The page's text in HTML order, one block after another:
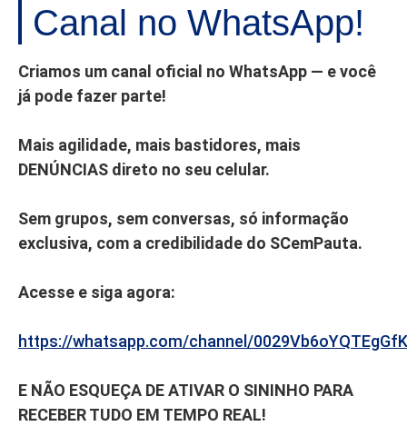
Canal no WhatsApp!
Criamos um canal oficial no WhatsApp — e você
já pode fazer parte!
Mais agilidade, mais bastidores, mais
DENÚNCIAS direto no seu celular.
Sem grupos, sem conversas, só informação
exclusiva, com a credibilidade do SCemPauta.
Acesse e siga agora:
https://whatsapp.com/channel/
E NÃO ESQUEÇA DE ATIVAR O SININHO PARA
RECEBER TUDO EM TEMPO REAL!